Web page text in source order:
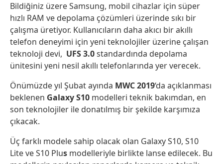
Bildiğiniz üzere Samsung, mobil cihazlar için süper
hızlı RAM ve depolama çözümleri üzerinde sıkı bir
çalışma üretiyor. Kullanıcıların daha akıcı bir akıllı
telefon deneyimi için yeni teknolojiler üzerine çalışan
teknoloji devi, UFS 3.0standardında depolama
ünitesini yeni nesil akıllı telefonlarında yer verecek.
Önümüzde yıl Şubat ayında MWC 2019‘da açıklanması
beklenen Galaxy S10 modelleri teknik bakımdan, en
son teknolojiler ile donatılmış bir şekilde karşımıza
çıkacak.
Üç farklı modele sahip olacak olan Galaxy S10, S10
Lite ve S10 Plus modelleriyle birlikte lanse edilecek. Bu